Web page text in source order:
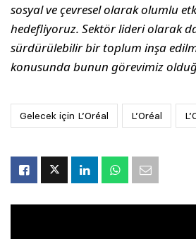
sosyal ve çevresel olarak olumlu
hedefliyoruz. Sektör lideri olarak
sürdürülebilir bir toplum inşa
konusunda bunun görevimiz
Gelecek için L’Oréal L’Oréal